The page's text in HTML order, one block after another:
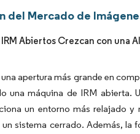
del Mercado de
IRM Abiertos Crezcan con
apertura más grande en
una máquina de IRM
un entorno más relajado
sistema cerrado. Además,